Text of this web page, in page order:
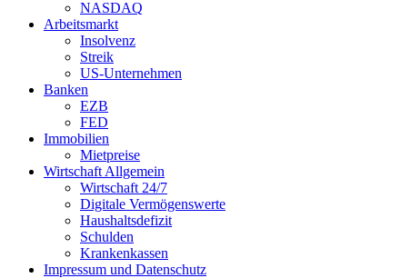
NASDAQ
Arbeitsmarkt
Insolvenz
Streik
US-Unternehmen
Banken
EZB
FED
Immobilien
Mietpreise
Wirtschaft Allgemein
Wirtschaft 24/7
Digitale Vermögenswerte
Haushaltsdefizit
Schulden
Krankenkassen
Impressum und Datenschutz